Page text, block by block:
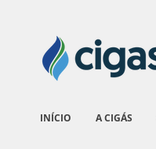
INÍCIO A CIGÁS